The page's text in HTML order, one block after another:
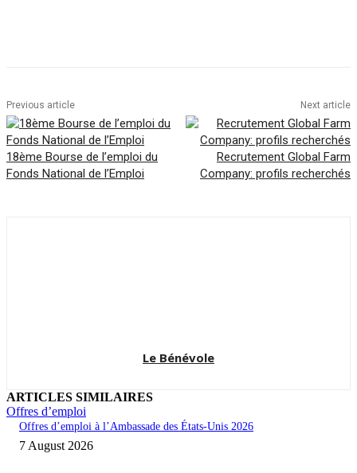
Previous article
18ème Bourse de l’emploi du
Fonds National de l’Emploi
Next article
Recrutement Global Farm
Company: profils recherchés
Le Bénévole
ARTICLES SIMILAIRES
Offres d’emploi
Offres d’emploi à l’Ambassade des États-Unis 2026
7 August 2026